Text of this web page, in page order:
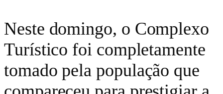
Neste domingo, o Complexo
Turístico foi completamente
tomado pela população que